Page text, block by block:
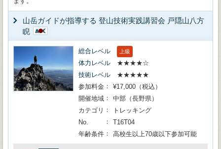
山岳ガイドが指導する 登山技術実践講習会 戸隠山八方
睨
総合レベル 上級
体力レベル
★★★★☆
技術レベル
★★★★★
参加料金
¥17,000（税込）
開催地域
中部（長野県）
カテゴリ
トレッキング
No.
T16T04
年齢条件
高校生以上70歳以下参加可能